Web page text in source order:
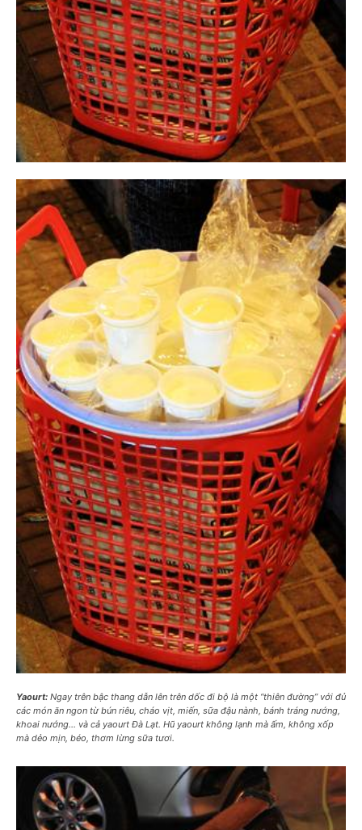
Yaourt: Ngay trên bậc thang dẫn lên trên dốc đi bộ là một “thiên đường” với đủ
các món ăn ngon từ bún riêu, cháo vịt, miến, sữa đậu nành, bánh tráng nướng,
khoai nướng… và cả yaourt Đà Lạt. Hũ yaourt không lạnh mà ấm, không xốp
mà dẻo mịn, béo, thơm lừng sữa tươi.